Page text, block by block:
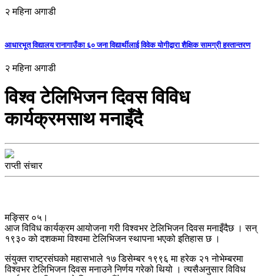
२ महिना अगाडी
आधारभूत विद्यालय रानागाउँका ६० जना विद्यार्थीलाई विवेक योगीद्वारा शैक्षिक सामग्री हस्तान्तरण
२ महिना अगाडी
विश्व टेलिभिजन दिवस विविध
कार्यक्रमसाथ मनाइँदै
राप्ती संचार
मङ्सिर ०५।
आज विविध कार्यक्रम आयोजना गरी विश्वभर टेलिभिजन दिवस मनाइँदैछ । सन्
१९३० को दशकमा विश्वमा टेलिभिजन स्थापना भएको इतिहास छ ।
संयुक्त राष्ट्रसंघको महासभाले १७ डिसेम्बर १९९६ मा हरेक २१ नोभेम्बरमा
विश्वभर टेलिभिजन दिवस मनाउने निर्णय गरेको थियो । त्यसैअनुसार विविध